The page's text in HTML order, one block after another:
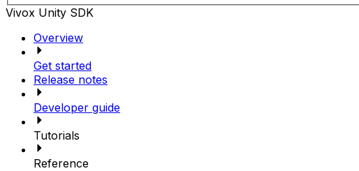
Vivox Unity SDK
Overview
Get started
Release notes
Developer guide
Tutorials
Reference